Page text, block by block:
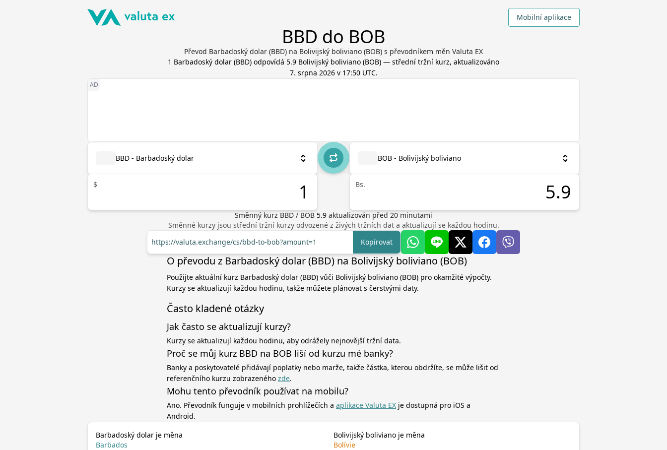
Mobilní aplikace
BBD do BOB
Převod Barbadoský dolar (BBD) na Bolivijský boliviano (BOB) s převodníkem měn Valuta EX
1 Barbadoský dolar (BBD) odpovídá 5.9 Bolivijský boliviano (BOB) — střední tržní kurz, aktualizováno
7. srpna 2026 v 17:50 UTC.
BBD - Barbadoský dolar
$
BOB - Bolivijský boliviano
Bs.
Směnný kurz BBD / BOB 5.9 aktualizován před 20 minutami
Směnné kurzy jsou střední tržní kurzy odvozené z živých tržních dat a aktualizují se každou hodinu.
https://valuta.exchange/cs/bbd-to-bob?amount=1
Kopírovat
O převodu z Barbadoský dolar (BBD) na Bolivijský boliviano (BOB)
Použijte aktuální kurz Barbadoský dolar (BBD) vůči Bolivijský boliviano (BOB) pro okamžité výpočty.
Kurzy se aktualizují každou hodinu, takže můžete plánovat s čerstvými daty.
Často kladené otázky
Jak často se aktualizují kurzy?
Kurzy se aktualizují každou hodinu, aby odrážely nejnovější tržní data.
Proč se můj kurz BBD na BOB liší od kurzu mé banky?
Banky a poskytovatelé přidávají poplatky nebo marže, takže částka, kterou obdržíte, se může lišit od
referenčního kurzu zobrazeného zde.
Mohu tento převodník používat na mobilu?
Ano. Převodník funguje v mobilních prohlížečích a aplikace Valuta EX je dostupná pro iOS a
Android.
Barbadoský dolar je měna
Barbados
Bolivijský boliviano je měna
Bolívie